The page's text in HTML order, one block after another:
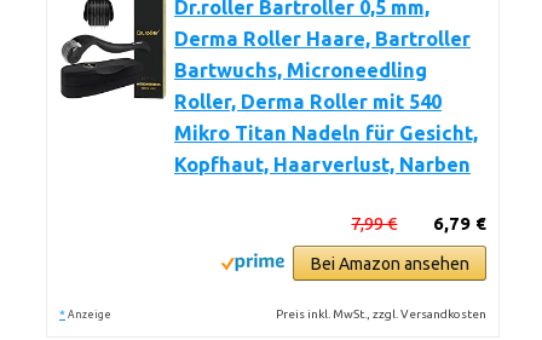
Dr.roller Bartroller 0,5 mm,
Derma Roller Haare, Bartroller
Bartwuchs, Microneedling
Roller, Derma Roller mit 540
Mikro Titan Nadeln für Gesicht,
Kopfhaut, Haarverlust, Narben
6,79 €
7,99 €
Bei Amazon ansehen
* Anzeige Preis inkl. MwSt., zzgl. Versandkosten